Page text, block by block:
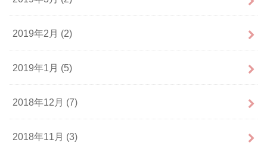
2019年2月 (2)
2019年1月 (5)
2018年12月 (7)
2018年11月 (3)